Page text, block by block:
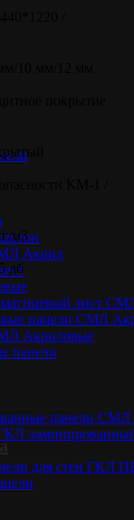
Акрил
лист
панели СМЛ
Акриловые
панели
панели
для стен ГКЛ
покрытие
м3
дб